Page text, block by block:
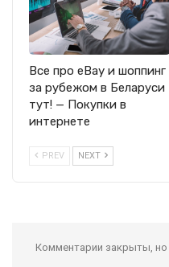
Все про eBay и шоппинг
за рубежом в Беларуси
тут! — Покупки в
интернете
PREV NEXT
Комментарии закрыты, но